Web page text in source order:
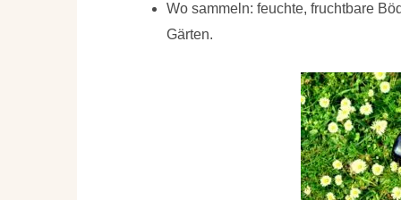
Wo sammeln: feuchte, fruchtbare
Gärten.